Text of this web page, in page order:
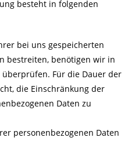
besteht in folgenden
bei uns gespeicherten
bestreiten, benötigen wir in
überprüfen. Für die Dauer der
die Einschränkung der
Daten zu
personenbezogenen Daten